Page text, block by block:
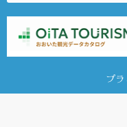
プ